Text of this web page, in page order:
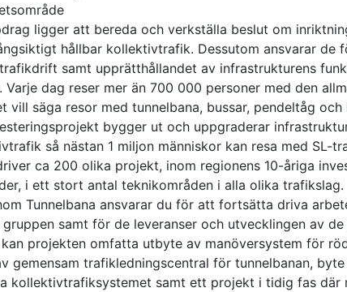
ligger att bereda och verkställa beslut om
hållbar kollektivtrafik. Dessutom ansvarar de
samt upprätthållandet av infrastrukturens
Varje dag reser mer än 700 000 personer med den
vill säga resor med tunnelbana, bussar, pendeltåg och
bygger ut och uppgraderar
så nästan 1 miljon människor kan resa med SL-
ca 200 olika projekt, inom regionens 10-åriga
i ett stort antal teknikområden i alla olika trafikslag.
Tunnelbana ansvarar du för att fortsätta driva
samt för de leveranser och utvecklingen av
projekten omfatta utbyte av manöversystem för
gemensam trafikledningscentral för tunnelbanan,
kollektivtrafiksystemet samt ett projekt i tidig fas där